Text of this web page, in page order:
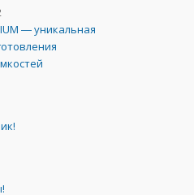
― уникальная